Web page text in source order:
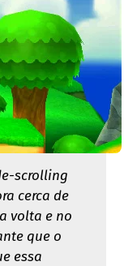
scrolling
cerca de
volta e no
que o
essa